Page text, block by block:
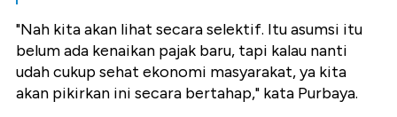
"Nah kita akan lihat secara selektif. Itu asumsi itu
belum ada kenaikan pajak baru, tapi kalau nanti
udah cukup sehat ekonomi masyarakat, ya kita
akan pikirkan ini secara bertahap," kata Purbaya.